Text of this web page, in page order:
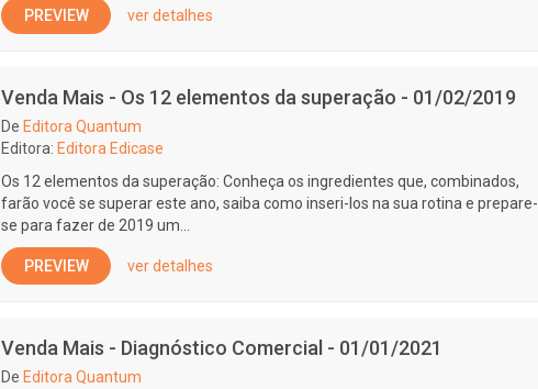
PREVIEW ver detalhes
Venda Mais - Os 12 elementos da superação - 01/02/2019
De Editora Quantum
Editora: Editora Edicase
Os 12 elementos da superação: Conheça os ingredientes que, combinados,
farão você se superar este ano, saiba como inseri-los na sua rotina e prepare-
se para fazer de 2019 um...
PREVIEW ver detalhes
Venda Mais - Diagnóstico Comercial - 01/01/2021
De Editora Quantum